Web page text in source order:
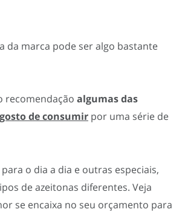
da marca pode ser algo bastante
recomendação algumas das
de consumir por uma série de
o dia a dia e outras especiais,
de azeitonas diferentes. Veja
se encaixa no seu orçamento para